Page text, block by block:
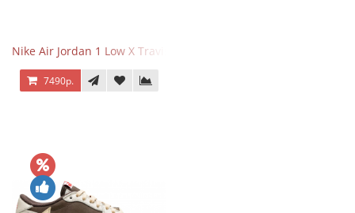
Nike Air Jordan 1 Low X Travis Scott Olive
7490р.